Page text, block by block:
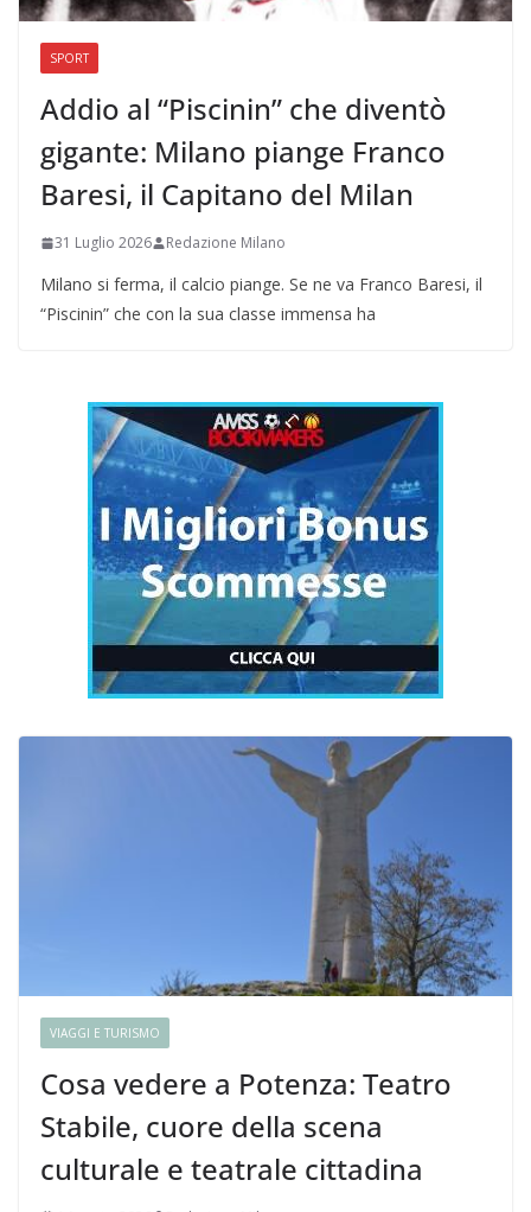
SPORT
Addio al “Piscinin” che diventò
gigante: Milano piange Franco
Baresi, il Capitano del Milan
31 Luglio 2026 Redazione Milano
Milano si ferma, il calcio piange. Se ne va Franco Baresi, il
“Piscinin” che con la sua classe immensa ha
VIAGGI E TURISMO
Cosa vedere a Potenza: Teatro
Stabile, cuore della scena
culturale e teatrale cittadina